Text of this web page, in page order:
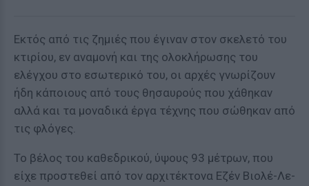
Εκτός από τις ζημιές που έγιναν στον σκελετό του
κτιρίου, εν αναμονή και της ολοκλήρωσης του
ελέγχου στο εσωτερικό του, οι αρχές γνωρίζουν
ήδη κάποιους από τους θησαυρούς που χάθηκαν
αλλά και τα μοναδικά έργα τέχνης που σώθηκαν από
τις φλόγες.
Το βέλος του καθεδρικού, ύψους 93 μέτρων, που
είχε προστεθεί από τον αρχιτέκτονα Εζέν Βιολέ-Λε-